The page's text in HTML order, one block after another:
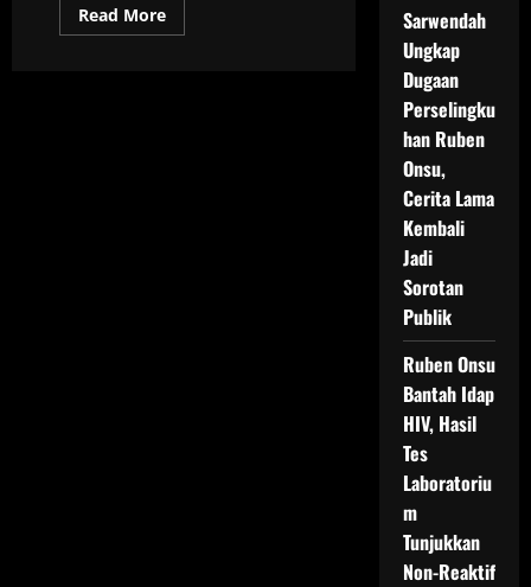
Read MoreRead
more
Sarwendah
Ungkap
Dugaan
Perselingku
han Ruben
Onsu,
Cerita Lama
Kembali
Jadi
Sorotan
Publik
Ruben Onsu
Bantah Idap
HIV, Hasil
Tes
Laboratoriu
m
Tunjukkan
Non-Reaktif